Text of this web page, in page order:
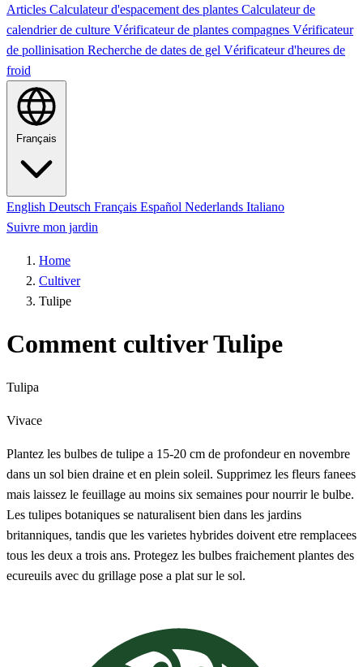
Articles Calculateur d'espacement des plantes Calculateur de
calendrier de culture Vérificateur de plantes compagnes Vérificateur
de pollinisation Recherche de dates de gel Vérificateur d'heures de
froid
Français
English Deutsch Français Español Nederlands Italiano
Suivre mon jardin
Home
Cultiver
Tulipe
Comment cultiver Tulipe
Tulipa
Vivace
Plantez les bulbes de tulipe a 15-20 cm de profondeur en novembre
dans un sol bien draine et en plein soleil. Supprimez les fleurs fanees
mais laissez le feuillage au moins six semaines pour nourrir le bulbe.
Les tulipes botaniques se naturalisent bien dans les jardins
britanniques, tandis que les varietes hybrides doivent etre remplacees
tous les deux a trois ans. Protegez les bulbes fraichement plantes des
ecureuils avec du grillage pose a plat sur le sol.